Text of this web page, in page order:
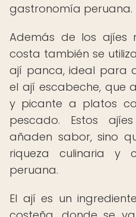
gastronomía peruana.
Además de los ajíes
costa también se
ají panca, ideal para
el ají escabeche, que
y picante a platos
pescado. Estos
añaden sabor, sino
riqueza culinaria y
peruana.
El ají es un